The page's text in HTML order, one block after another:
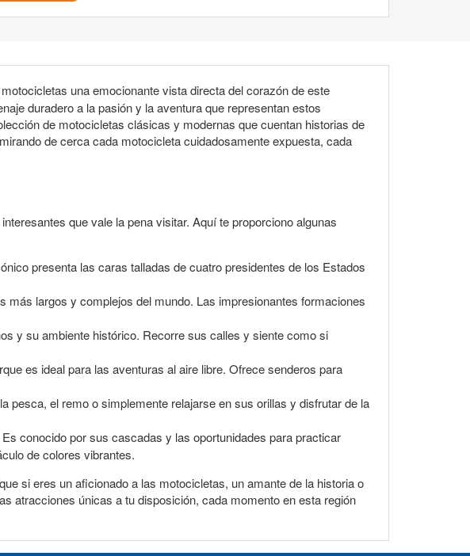
una emocionante vista directa del corazón de este
duradero a la pasión y la aventura que representan estos
de motocicletas clásicas y modernas que cuentan historias de
de cerca cada motocicleta cuidadosamente expuesta, cada
que vale la pena visitar. Aquí te proporciono algunas
presenta las caras talladas de cuatro presidentes de los Estados
más largos y complejos del mundo. Las impresionantes formaciones
y su ambiente histórico. Recorre sus calles y siente como si
es ideal para las aventuras al aire libre. Ofrece senderos para
pesca, el remo o simplemente relajarse en sus orillas y disfrutar de la
conocido por sus cascadas y las oportunidades para practicar
de colores vibrantes.
si eres un aficionado a las motocicletas, un amante de la historia o
atracciones únicas a tu disposición, cada momento en esta región